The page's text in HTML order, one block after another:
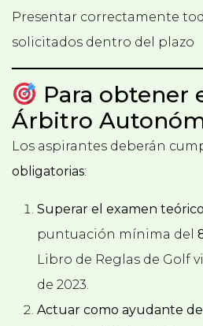
Presentar correctamente
solicitados dentro del plazo
Para obtener
Árbitro
Los aspirantes deberán
obligatorias:
Superar el examen teórico
puntuación mínima del
Libro de Reglas de Golf
de 2023.
Actuar como ayudante